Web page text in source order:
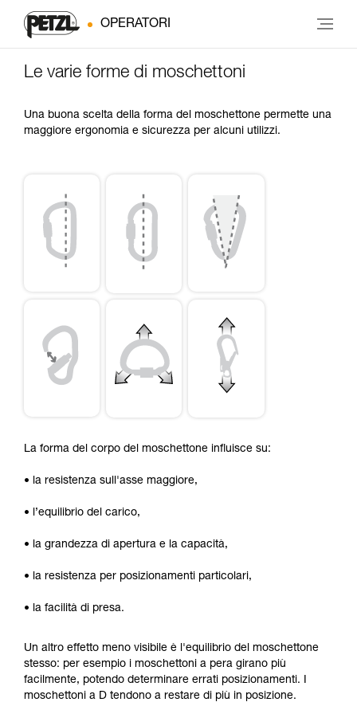
OPERATORI
Le varie forme di moschettoni
Una buona scelta della forma del moschettone permette una
maggiore ergonomia e sicurezza per alcuni utilizzi.
La forma del corpo del moschettone influisce su:
• la resistenza sull'asse maggiore,
• l’equilibrio del carico,
• la grandezza di apertura e la capacità,
• la resistenza per posizionamenti particolari,
• la facilità di presa.
Un altro effetto meno visibile è l'equilibrio del moschettone
stesso: per esempio i moschettoni a pera girano più
facilmente, potendo determinare errati posizionamenti. I
moschettoni a D tendono a restare di più in posizione.